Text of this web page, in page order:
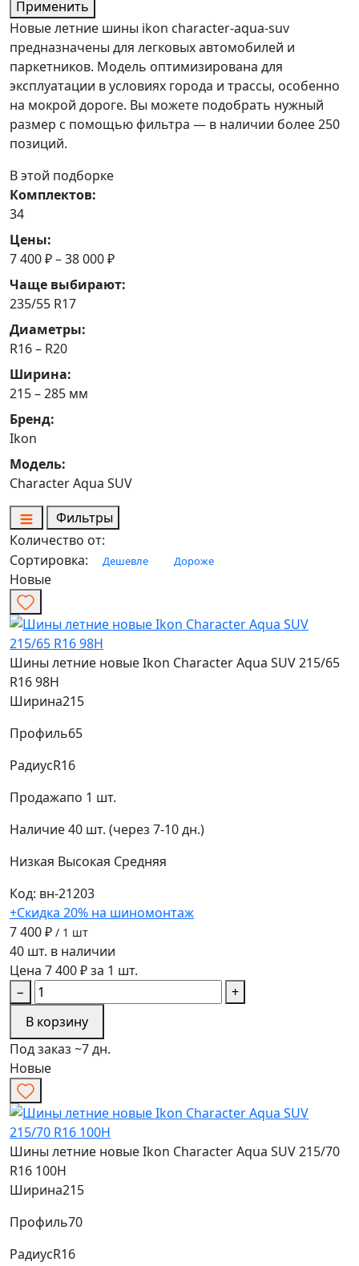
Применить
Новые летние шины ikon character-aqua-suv
предназначены для легковых автомобилей и
паркетников. Модель оптимизирована для
эксплуатации в условиях города и трассы, особенно
на мокрой дороге. Вы можете подобрать нужный
размер с помощью фильтра — в наличии более 250
позиций.
В этой подборке
Комплектов:
34
Цены:
7 400 ₽ – 38 000 ₽
Чаще выбирают:
235/55 R17
Диаметры:
R16 – R20
Ширина:
215 – 285 мм
Бренд:
Ikon
Модель:
Character Aqua SUV
Фильтры
Количество от:
Сортировка:
Дешевле Дороже
Новые
Шины летние новые Ikon Character Aqua SUV 215/65
R16 98H
Ширина215
Профиль65
РадиусR16
Продажапо 1 шт.
Наличие40 шт. (через 7-10 дн.)
Низкая Высокая Средняя
Код: вн-21203
+Скидка 20% на шиномонтаж
7 400 ₽ / 1 шт
40 шт. в наличии
Цена 7 400 ₽ за 1 шт.
−
+
В корзину
Под заказ ~7 дн.
Новые
Шины летние новые Ikon Character Aqua SUV 215/70
R16 100H
Ширина215
Профиль70
РадиусR16